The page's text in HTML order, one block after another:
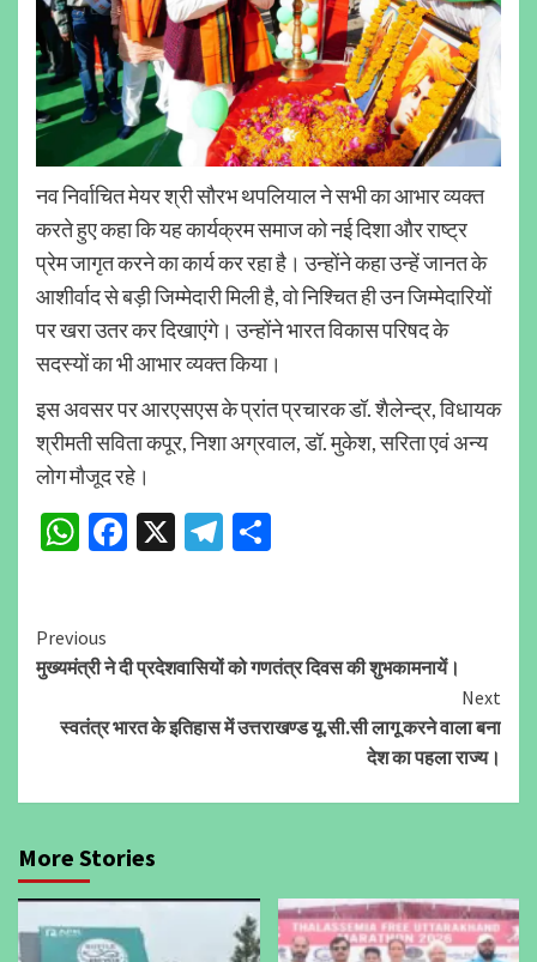
नव निर्वाचित मेयर श्री सौरभ थपलियाल ने सभी का आभार व्यक्त
करते हुए कहा कि यह कार्यक्रम समाज को नई दिशा और राष्ट्र
प्रेम जागृत करने का कार्य कर रहा है। उन्होंने कहा उन्हें जानत के
आशीर्वाद से बड़ी जिम्मेदारी मिली है, वो निश्चित ही उन जिम्मेदारियों
पर खरा उतर कर दिखाएंगे। उन्होंने भारत विकास परिषद के
सदस्यों का भी आभार व्यक्त किया।
इस अवसर पर आरएसएस के प्रांत प्रचारक डॉ. शैलेन्द्र, विधायक
श्रीमती सविता कपूर, निशा अग्रवाल, डॉ. मुकेश, सरिता एवं अन्य
लोग मौजूद रहे।
WhatsApp
Facebook
X Telegram
Continue
Reading
Previous
मुख्यमंत्री ने दी प्रदेशवासियों को गणतंत्र दिवस की शुभकामनायें।
Next
स्वतंत्र भारत के इतिहास में उत्तराखण्ड यू.सी.सी लागू करने वाला बना
देश का पहला राज्य।
More Stories